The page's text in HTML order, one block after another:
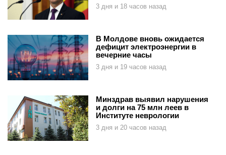
3 дня и 18 часов назад
В Молдове вновь ожидается
дефицит электроэнергии в
вечерние часы
3 дня и 19 часов назад
Минздрав выявил нарушения
и долги на 75 млн леев в
Институте неврологии
3 дня и 20 часов назад